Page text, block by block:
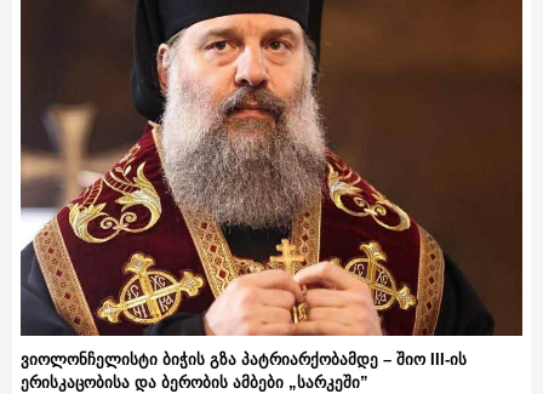
ვიოლონჩელისტი ბიჭის გზა პატრიარქობამდე – შიო III-ის
ერისკაცობისა და ბერობის ამბები „სარკეში”